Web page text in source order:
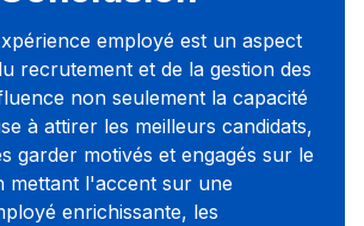
employé est un aspect
recrutement et de la gestion des
non seulement la capacité
à attirer les meilleurs candidats,
garder motivés et engagés sur le
mettant l'accent sur une
enrichissante, les